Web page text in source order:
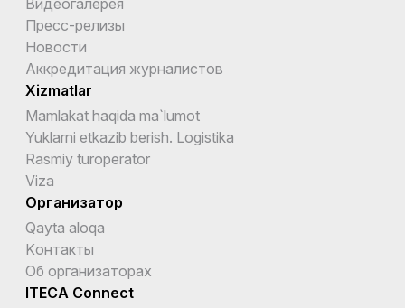
Пресс-релизы
Новости
Аккредитация журналистов
Xizmatlar
Mamlakat haqida ma`lumot
Yuklarni etkazib berish. Logistika
Rasmiy turoperator
Viza
Организатор
Qayta aloqa
Kонтакты
Об организаторах
ITECA Connect